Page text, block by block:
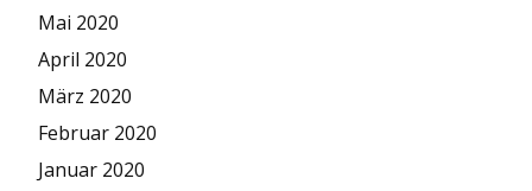
Mai 2020
April 2020
März 2020
Februar 2020
Januar 2020